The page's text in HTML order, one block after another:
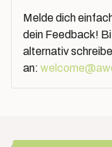
Melde dich
dein Feedback!
alternativ
an: